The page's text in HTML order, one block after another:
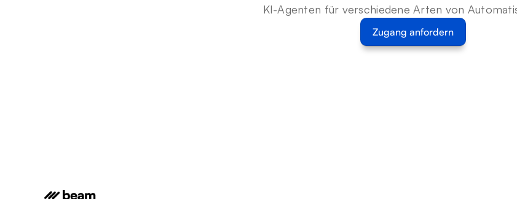
KI-Agenten für verschiedene Arten von
Zugang anfordern